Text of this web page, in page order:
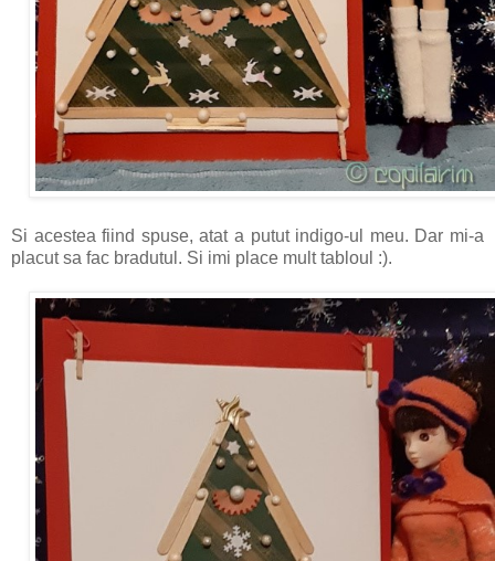
Si acestea fiind spuse, atat a putut indigo-ul meu. Dar mi-a
placut sa fac bradutul. Si imi place mult tabloul :).